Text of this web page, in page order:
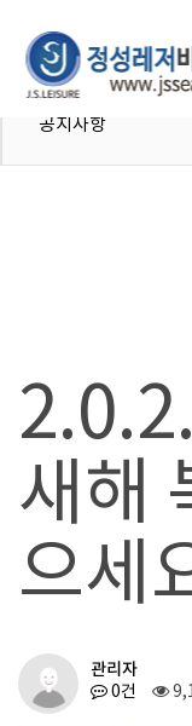
공지사항
새해
으세
관리자
0건